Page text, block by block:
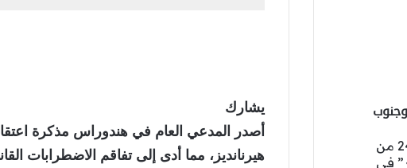
يشارك
أصدر المدعي العام في هندوراس مذكرة
هيرنانديز، مما أدى إلى تفاقم الاضطرابات